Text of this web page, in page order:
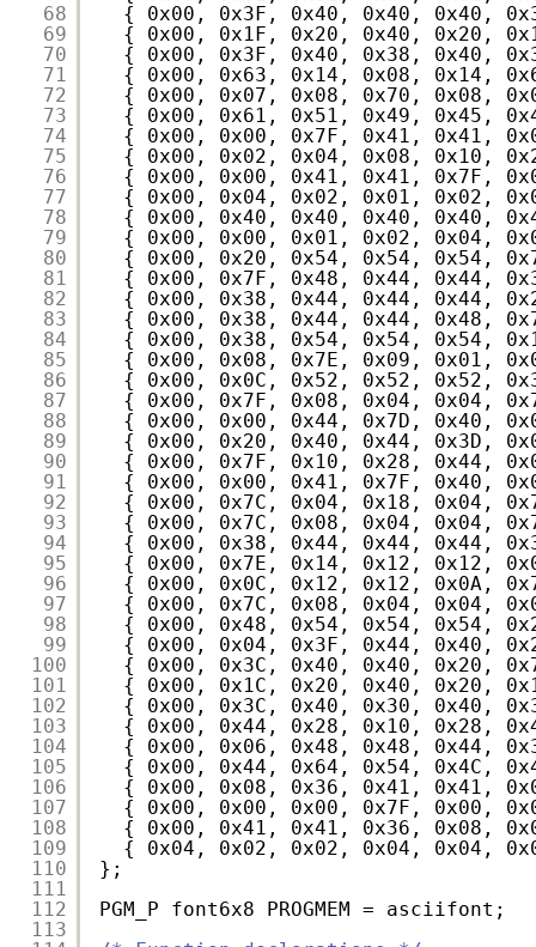
68
69
70
71
72
73
74
75
76
77
78
79
80
81
82
83
84
85
86
87
88
89
90
91
92
93
94
95
96
97
98
99
100
101
102
103
104
105
106
107
108
109
110
111
112
113
{ 0x00, 0x3F, 0x40, 0x40, 0x40,
{ 0x00, 0x1F, 0x20, 0x40, 0x20,
{ 0x00, 0x3F, 0x40, 0x38, 0x40,
{ 0x00, 0x63, 0x14, 0x08, 0x14,
{ 0x00, 0x07, 0x08, 0x70, 0x08,
{ 0x00, 0x61, 0x51, 0x49, 0x45,
{ 0x00, 0x00, 0x7F, 0x41, 0x41,
{ 0x00, 0x02, 0x04, 0x08, 0x10,
{ 0x00, 0x00, 0x41, 0x41, 0x7F,
{ 0x00, 0x04, 0x02, 0x01, 0x02,
{ 0x00, 0x40, 0x40, 0x40, 0x40,
{ 0x00, 0x00, 0x01, 0x02, 0x04,
{ 0x00, 0x20, 0x54, 0x54, 0x54,
{ 0x00, 0x7F, 0x48, 0x44, 0x44,
{ 0x00, 0x38, 0x44, 0x44, 0x44,
{ 0x00, 0x38, 0x44, 0x44, 0x48,
{ 0x00, 0x38, 0x54, 0x54, 0x54,
{ 0x00, 0x08, 0x7E, 0x09, 0x01,
{ 0x00, 0x0C, 0x52, 0x52, 0x52,
{ 0x00, 0x7F, 0x08, 0x04, 0x04,
{ 0x00, 0x00, 0x44, 0x7D, 0x40,
{ 0x00, 0x20, 0x40, 0x44, 0x3D,
{ 0x00, 0x7F, 0x10, 0x28, 0x44,
{ 0x00, 0x00, 0x41, 0x7F, 0x40,
{ 0x00, 0x7C, 0x04, 0x18, 0x04,
{ 0x00, 0x7C, 0x08, 0x04, 0x04,
{ 0x00, 0x38, 0x44, 0x44, 0x44,
{ 0x00, 0x7E, 0x14, 0x12, 0x12,
{ 0x00, 0x0C, 0x12, 0x12, 0x0A,
{ 0x00, 0x7C, 0x08, 0x04, 0x04,
{ 0x00, 0x48, 0x54, 0x54, 0x54,
{ 0x00, 0x04, 0x3F, 0x44, 0x40,
{ 0x00, 0x3C, 0x40, 0x40, 0x20,
{ 0x00, 0x1C, 0x20, 0x40, 0x20,
{ 0x00, 0x3C, 0x40, 0x30, 0x40,
{ 0x00, 0x44, 0x28, 0x10, 0x28,
{ 0x00, 0x06, 0x48, 0x48, 0x44,
{ 0x00, 0x44, 0x64, 0x54, 0x4C,
{ 0x00, 0x08, 0x36, 0x41, 0x41,
{ 0x00, 0x00, 0x00, 0x7F, 0x00,
{ 0x00, 0x41, 0x41, 0x36, 0x08,
{ 0x04, 0x02, 0x02, 0x04, 0x04,
};
PGM_P font6x8 PROGMEM = asciifont;